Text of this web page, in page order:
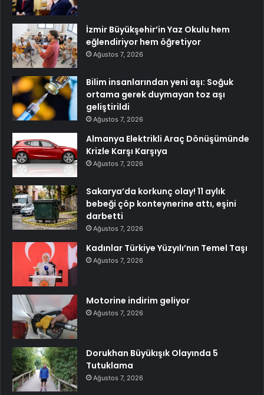
İzmir Büyükşehir’in Yaz Okulu hem
eğlendiriyor hem öğretiyor
Ağustos 7, 2026
Bilim insanlarından yeni aşı: Soğuk
ortama gerek duymayan toz aşı
geliştirildi
Ağustos 7, 2026
Almanya Elektrikli Araç Dönüşümünde
Krizle Karşı Karşıya
Ağustos 7, 2026
Sakarya’da korkunç olay! 11 aylık
bebeği çöp konteynerine attı, eşini
darbetti
Ağustos 7, 2026
Kadınlar Türkiye Yüzyılı’nın Temel Taşı
Ağustos 7, 2026
Motorine indirim geliyor
Ağustos 7, 2026
Dorukhan Büyükışık Olayında 5
Tutuklama
Ağustos 7, 2026